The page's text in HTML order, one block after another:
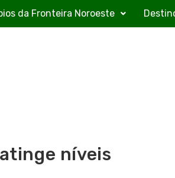
da Fronteira Noroeste
níveis